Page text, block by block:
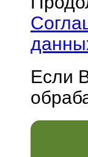
Если